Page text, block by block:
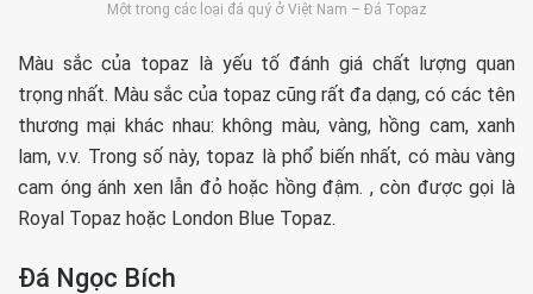
Một trong các loại đá quý ở Việt Nam – Đá Topaz
Màu sắc của topaz là yếu tố đánh giá chất lượng quan
trọng nhất. Màu sắc của topaz cũng rất đa dạng, có các tên
thương mại khác nhau: không màu, vàng, hồng cam, xanh
lam, v.v. Trong số này, topaz là phổ biến nhất, có màu vàng
cam óng ánh xen lẫn đỏ hoặc hồng đậm. , còn được gọi là
Royal Topaz hoặc London Blue Topaz.
Đá Ngọc Bích